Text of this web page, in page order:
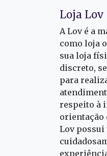
Loja Lov
A Lov é a
como loja
sua loja
discreto,
para
respeito à
orientação
Lov possui